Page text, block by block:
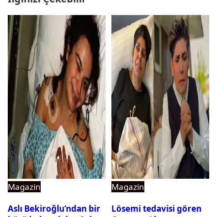
Magazin
Aslı Bekiroğlu’ndan bir
Magazin
Lösemi tedavisi gören